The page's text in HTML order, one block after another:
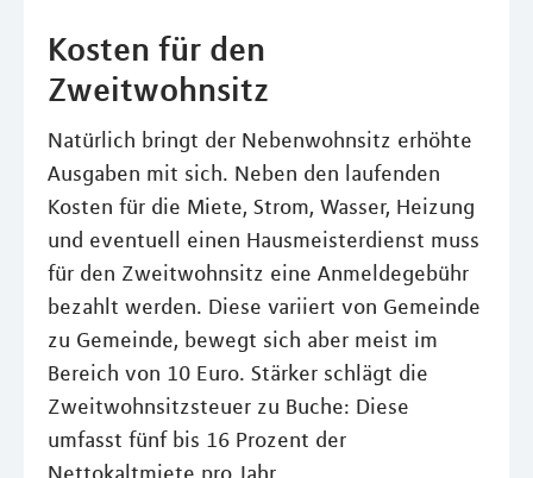
Kosten für den
Zweitwohnsitz
Natürlich bringt der Nebenwohnsitz erhöhte
Ausgaben mit sich. Neben den laufenden
Kosten für die Miete, Strom, Wasser, Heizung
und eventuell einen Hausmeisterdienst muss
für den Zweitwohnsitz eine Anmeldegebühr
bezahlt werden. Diese variiert von Gemeinde
zu Gemeinde, bewegt sich aber meist im
Bereich von 10 Euro. Stärker schlägt die
Zweitwohnsitzsteuer zu Buche: Diese
umfasst fünf bis 16 Prozent der